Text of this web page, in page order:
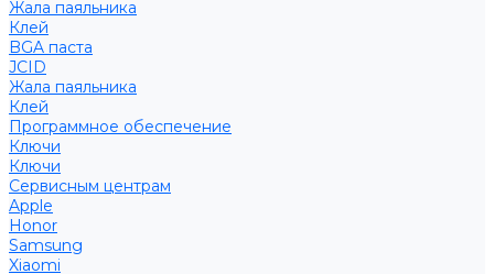
Жала паяльника
Клей
BGA паста
JCID
Жала паяльника
Клей
Программное обеспечение
Ключи
Ключи
Сервисным центрам
Apple
Honor
Samsung
Xiaomi